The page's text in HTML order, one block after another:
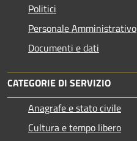
Politici
Personale Amministrativo
Documenti e dati
CATEGORIE DI SERVIZIO
Anagrafe e stato civile
Cultura e tempo libero